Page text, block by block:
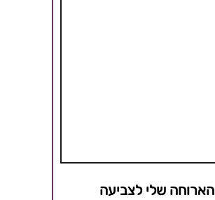
הארוחה שלי לצביעה